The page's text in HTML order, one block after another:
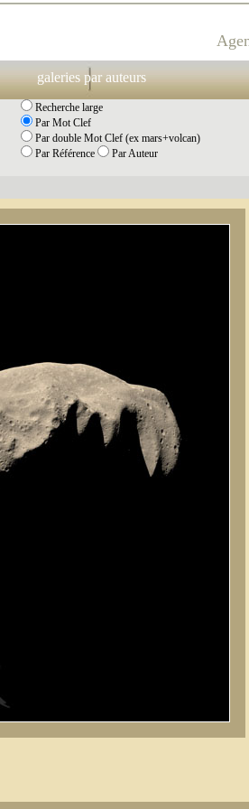
galeries par auteurs
Recherche large
Par Mot Clef
Par double Mot Clef (ex mars+volcan)
Par Référence
Par Auteur